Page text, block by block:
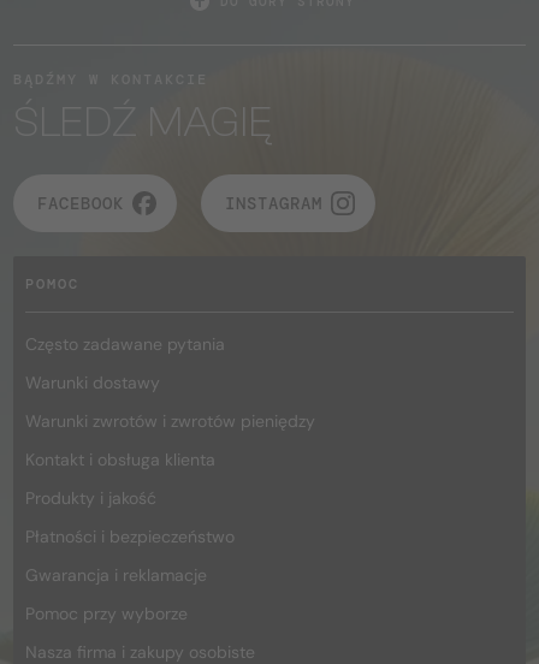
ŚLEDŹ MAGIĘ
FACEBOOK INSTAGRAM
POMOC
Często zadawane pytania
Warunki dostawy
Warunki zwrotów i zwrotów pieniędzy
Kontakt i obsługa klienta
Produkty i jakość
Płatności i bezpieczeństwo
Gwarancja i reklamacje
Pomoc przy wyborze
Nasza firma i zakupy osobiste